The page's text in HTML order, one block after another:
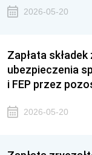
2026-05-20
Zapłata
ubezpieczenia
i FEP przez
2026-05-20